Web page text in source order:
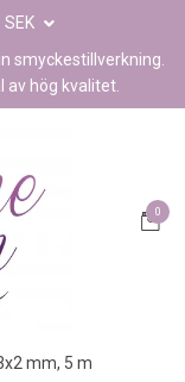
SEK
smyckestillverkning.
hög kvalitet.
0
mm, 5 m